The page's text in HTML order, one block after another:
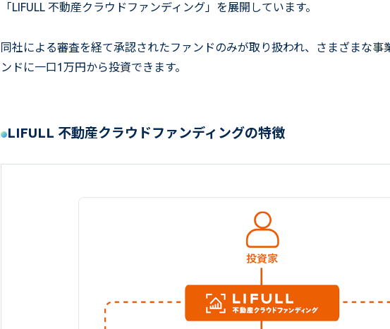
「LIFULL 不動産クラウドファンディング」を展開しています。
同社による審査を経て承認されたファンドのみが取り扱われ、さまざまな事
ンドに一口1万円から投資できます。
LIFULL 不動産クラウドファンディングの特徴